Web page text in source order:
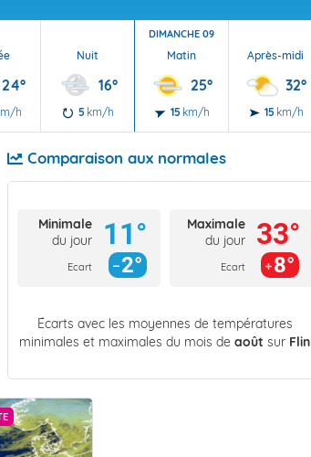
24°
h
Nuit
16°
5 km/h
DIMANCHE 09
Matin
25°
15 km/h
Après-midi
32°
15 km/h
Comparaison aux normales
Minimale
du jour
Ecart
11°
2°
Maximale
du jour
Ecart
33°
8°
Écarts avec les moyennes de températures
minimales et maximales du mois deaoût sur Flin